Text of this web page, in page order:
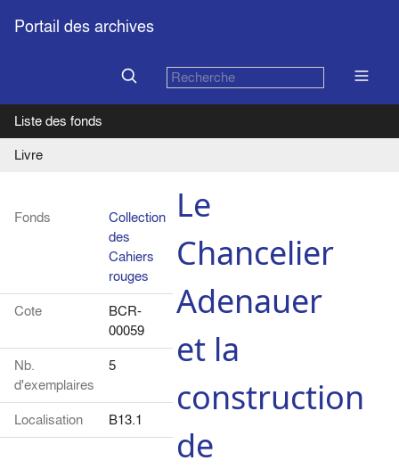
Portail des archives
Liste des fonds
Livre
Fonds
Collection
des
Cahiers
rouges
Cote
BCR-
00059
Nb.
d'exemplaires
5
Localisation B13.1
Le
Chancelier
Adenauer
et la
construction
de